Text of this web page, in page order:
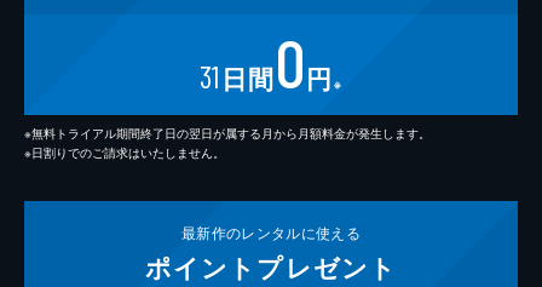
31 日間0円 ※
※無料トライアル期間終了日の翌日が属する月から月額料金が発生します。
※日割りでのご請求はいたしません。
最新作のレンタルに使える
ポイント プレゼント